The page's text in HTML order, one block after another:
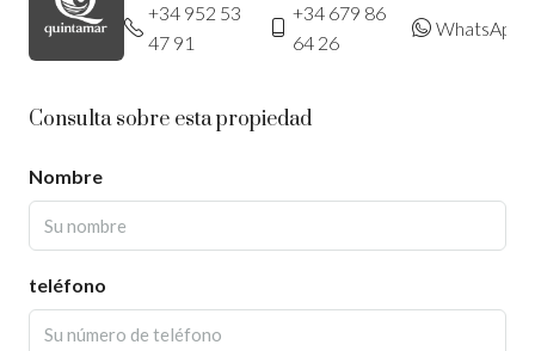
+34 952 53
47 91
+34 679 86
64 26
WhatsApp
Consulta sobre esta propiedad
Nombre
teléfono